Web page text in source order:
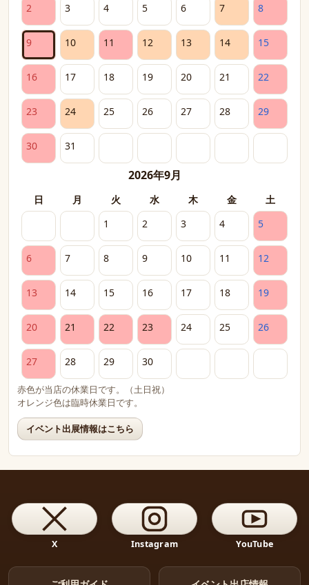
2 3 4 5 6 7 8
9 10 11 12 13 14 15
16 17 18 19 20 21 22
23 24 25 26 27 28 29
30 31
2026年9月
日 月 火 水 木 金
土
1
2 3 4 5
6 7 8 9 10 11 12
13 14 15 16 17 18 19
20 21 22 23 24 25 26
27 28 29 30
赤色が当店の休業日です。（土日祝）
オレンジ色は臨時休業日です。
イベント出展情報はこちら
X Instagram YouTube